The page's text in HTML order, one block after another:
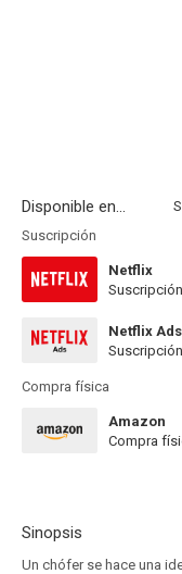
Disponible en...
Suscripción
Netflix
Netflix Ads
Compra física
Amazon
Compra
Sinopsis
Un chófer se hace una